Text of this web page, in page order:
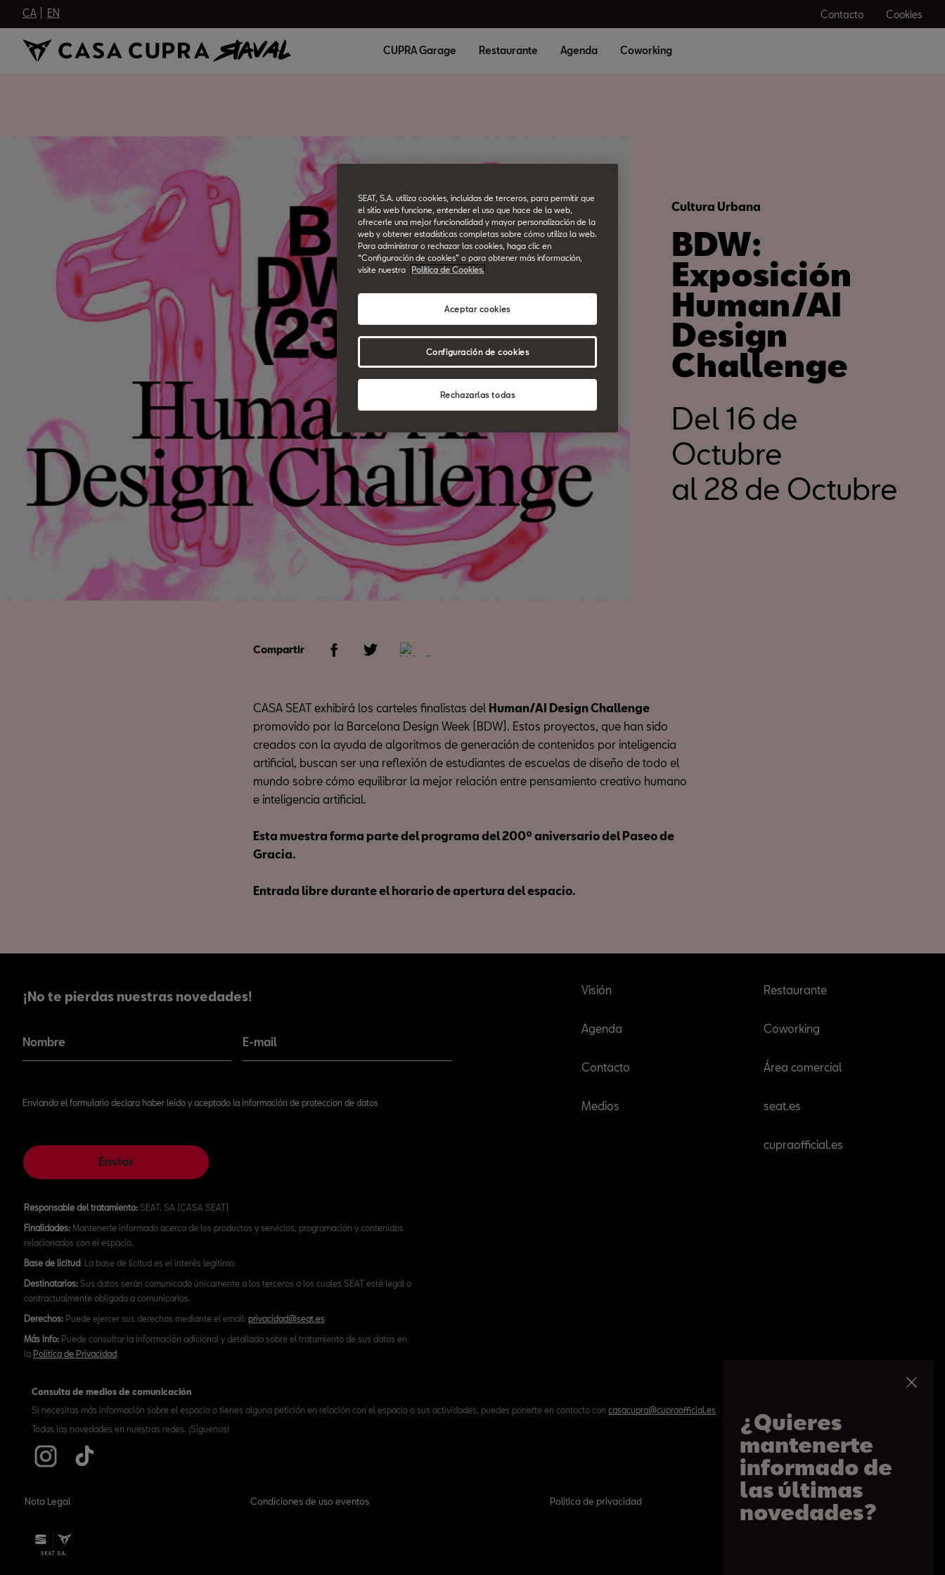
¿Quieres
mantenerte
informado de
las últimas
novedades?
CA EN Contacto Cookies
CUPRA Garage Restaurante Agenda Coworking
Cultura Urbana
BDW:
Exposición
Human/AI
Design
Challenge
Del 16 de
Octubre
al 28 de Octubre
Compartir
CASA SEAT exhibirá los carteles finalistas del Human/AI Design Challenge
promovido por la Barcelona Design Week (BDW). Estos proyectos, que han sido
creados con la ayuda de algoritmos de generación de contenidos por inteligencia
artificial, buscan ser una reflexión de estudiantes de escuelas de diseño de todo el
mundo sobre cómo equilibrar la mejor relación entre pensamiento creativo humano
e inteligencia artificial.
Esta muestra forma parte del programa del 200º aniversario del Paseo de
Gracia.
Entrada libre durante el horario de apertura del espacio.
¡No te pierdas nuestras novedades!
Nombre E-mail
Enviando el formulario declaro haber leído y aceptado la información de proteccion de datos
Enviar
Responsable del tratamiento: SEAT, SA (CASA SEAT)
Finalidades: Mantenerle informado acerca de los productos y servicios, programación y contenidos
relacionados con el espacio.
Base de licitud: La base de licitud es el interés legítimo.
Destinatarios: Sus datos serán comunicado únicamente a los terceros a los cuales SEAT esté legal o
contractualmente obligada a comunicarlos.
Derechos: Puede ejercer sus derechos mediante el email: privacidad@seat.es
Más Info: Puede consultar la información adicional y detallada sobre el tratamiento de sus datos en
la Política de Privacidad.
Visión
Agenda
Contacto
Medios
Restaurante
Coworking
Área comercial
seat.es
cupraofficial.es
Consulta de medios de comunicación
Si necesitas más información sobre el espacio o tienes alguna petición en relación con el espacio o sus actividades, puedes ponerte en contacto con casacupra@cupraofficial.es
Todas las novedades en nuestras redes. ¡Síguenos!
Nota Legal Condiciones de uso eventos Política de privacidad Politíca de cookies
SEAT, S.A. utiliza cookies, incluidas de terceros, para permitir que
el sitio web funcione, entender el uso que hace de la web,
ofrecerle una mejor funcionalidad y mayor personalización de la
web y obtener estadísticas completas sobre cómo utiliza la web.
Para administrar o rechazar las cookies, haga clic en
“Configuración de cookies” o para obtener más información,
visite nuestra
Política de Cookies.
Rechazarlas todas
Aceptar cookies
Configuración de cookies